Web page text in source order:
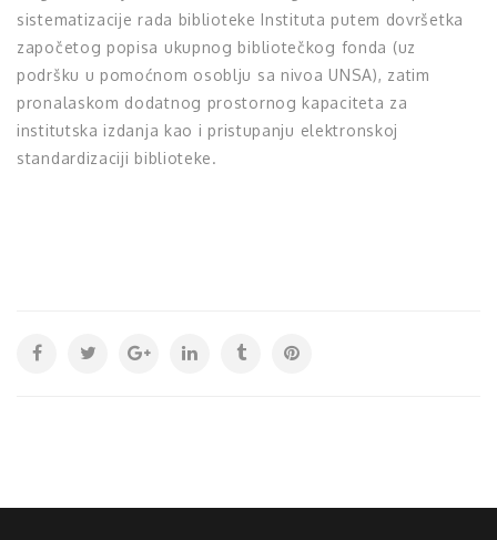
sistematizacije rada biblioteke Instituta putem dovršetka
započetog popisa ukupnog bibliotečkog fonda (uz
podršku u pomoćnom osoblju sa nivoa UNSA), zatim
pronalaskom dodatnog prostornog kapaciteta za
institutska izdanja kao i pristupanju elektronskoj
standardizaciji biblioteke.